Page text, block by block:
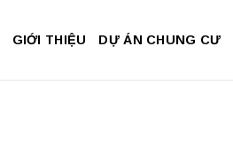
GIỚI THIỆU DỰ ÁN CHUNG CƯ